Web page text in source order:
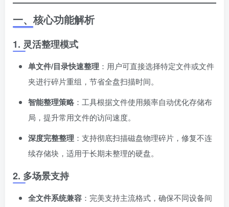
一、核心功能解析
1. 灵活整理模式
单文件/目录快速整理 ：用户可直接选择特定文件或文件
夹进行碎片重组，节省全盘扫描时间。
智能整理策略 ：工具根据文件使用频率自动优化存储布
局，提升常用文件的访问速度。
深度完整整理 ：支持彻底扫描磁盘物理碎片，修复不连
续存储块，适用于长期未整理的硬盘。
2. 多场景支持
全文件系统兼容 ：完美支持主流格式，确保不同设备间